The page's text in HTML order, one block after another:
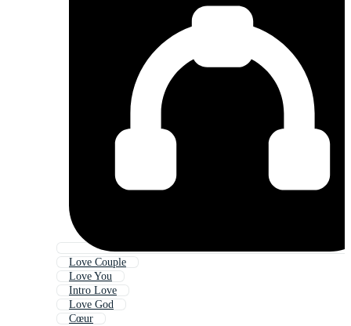
Love Couple
Love You
Intro Love
Love God
Cœur